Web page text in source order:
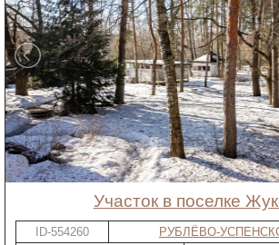
участок в поселке
ID-554260
РУБЛЁВО-